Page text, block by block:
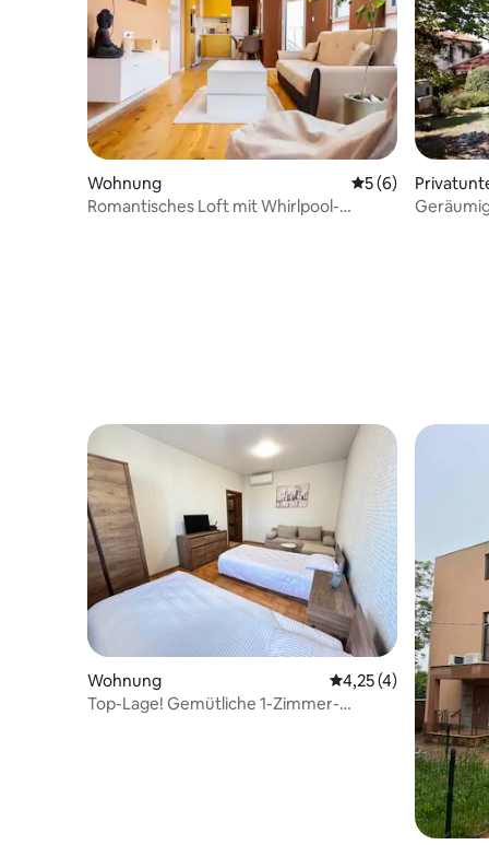
Wohnung Durchschnittliche
5 (6)
Romantisches Loft mit Whirlpool-
Wohnung Durchschnittliche
4,25 (4)
Top-Lage! Gemütliche 1-Zimmer-